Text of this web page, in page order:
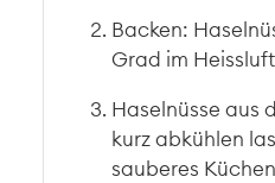
Backen:
Grad im
Haselnüsse aus
kurz abkühlen
sauberes